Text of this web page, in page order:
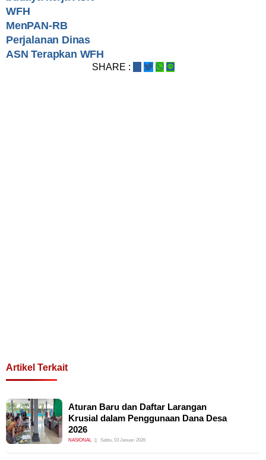
WFH
MenPAN-RB
Perjalanan Dinas
ASN Terapkan WFH
SHARE :
Artikel Terkait
Aturan Baru dan Daftar Larangan
Krusial dalam Penggunaan Dana Desa
2026
NASIONAL Sabtu, 03 Januari 2026